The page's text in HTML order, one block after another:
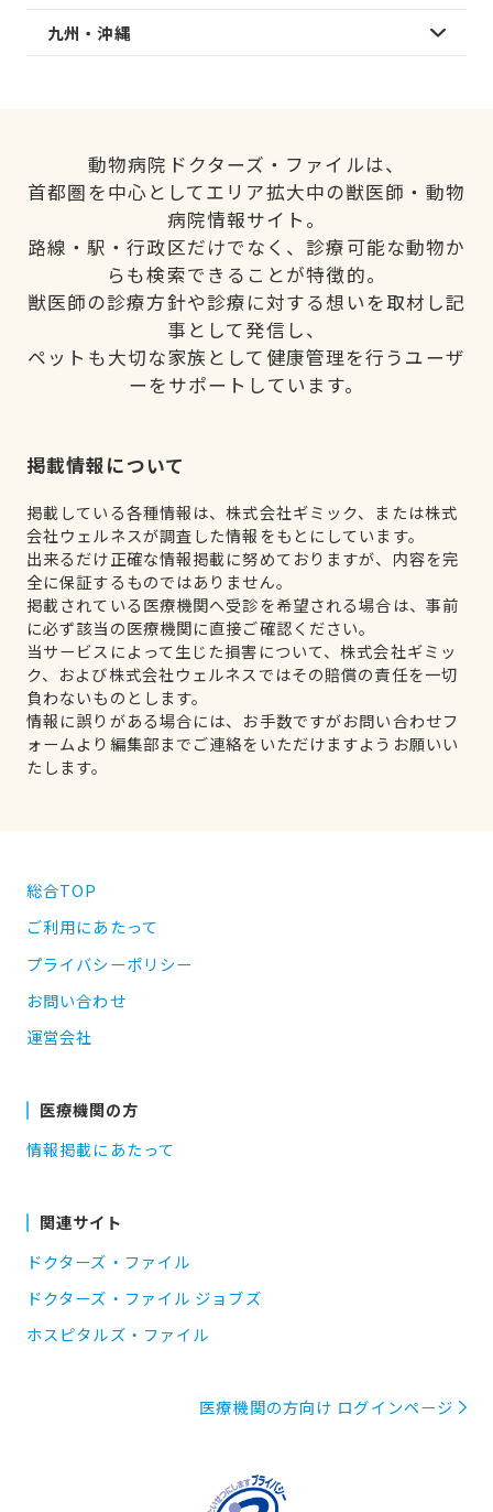
九州・沖縄
動物病院ドクターズ・ファイルは、
首都圏を中心としてエリア拡大中の獣医師・動物
病院情報サイト。
路線・駅・行政区だけでなく、診療可能な動物か
らも検索できることが特徴的。
獣医師の診療方針や診療に対する想いを取材し記
事として発信し、
ペットも大切な家族として健康管理を行うユーザ
ーをサポートしています。
掲載情報について
掲載している各種情報は、株式会社ギミック、または株式
会社ウェルネスが調査した情報をもとにしています。
出来るだけ正確な情報掲載に努めておりますが、内容を完
全に保証するものではありません。
掲載されている医療機関へ受診を希望される場合は、事前
に必ず該当の医療機関に直接ご確認ください。
当サービスによって生じた損害について、株式会社ギミッ
ク、および株式会社ウェルネスではその賠償の責任を一切
負わないものとします。
情報に誤りがある場合には、お手数ですがお問い合わせフ
ォームより編集部までご連絡をいただけますようお願いい
たします。
総合TOP
ご利用にあたって
プライバシーポリシー
お問い合わせ
運営会社
医療機関の方
情報掲載にあたって
関連サイト
ドクターズ・ファイル
ドクターズ・ファイル ジョブズ
ホスピタルズ・ファイル
医療機関の方向け ログインページ